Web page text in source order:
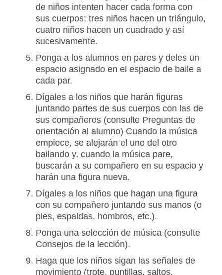
de niños intenten hacer cada forma con
sus cuerpos; tres niños hacen un triángulo,
cuatro niños hacen un cuadrado y así
sucesivamente.
Ponga a los alumnos en pares y deles un
espacio asignado en el espacio de baile a
cada par.
Dígales a los niños que harán figuras
juntando partes de sus cuerpos con las de
sus compañeros (consulte Preguntas de
orientación al alumno) Cuando la música
empiece, se alejarán el uno del otro
bailando y, cuando la música pare,
buscarán a su compañero en su espacio y
harán una figura nueva.
Dígales a los niños que hagan una figura
con su compañero juntando sus manos (o
pies, espaldas, hombros, etc.).
Ponga una selección de música (consulte
Consejos de la lección).
Haga que los niños sigan las señales de
movimiento (trote, puntillas, saltos,